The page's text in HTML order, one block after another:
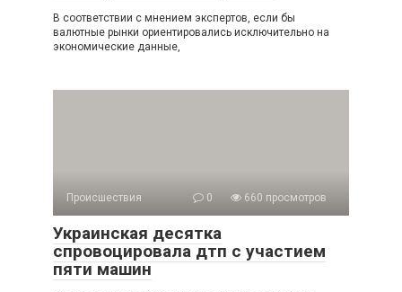
В соответствии с мнением экспертов, если бы
валютные рынки ориентировались исключительно на
экономические данные,
Происшествия 0 660 просмотров
Украинская десятка
спровоцировала дтп с участием
пяти машин